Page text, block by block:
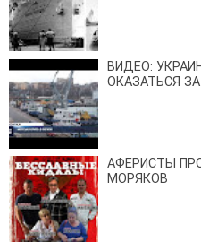
ВИДЕО:
ОКАЗАТЬСЯ
АФЕРИСТЫ
МОРЯКОВ